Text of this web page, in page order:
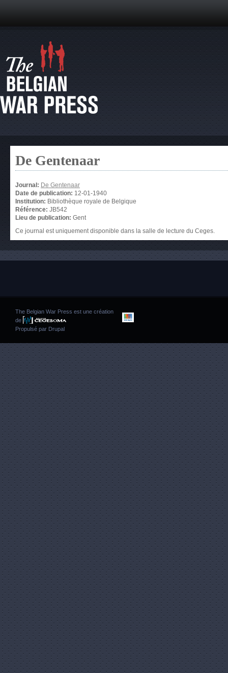
De Gentenaar
Journal: De Gentenaar
Date de publication: 12-01-1940
Institution: Bibliothèque royale de Belgique
Référence: JB542
Lieu de publication: Gent
Ce journal est uniquement disponible dans la salle de lecture du Ceges.
The Belgian War Press est une création
de
Propulsé par Drupal